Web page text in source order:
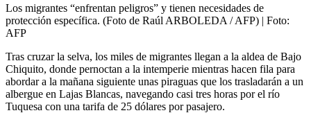
Los migrantes “enfrentan peligros” y tienen necesidades de
protección específica. (Foto de Raúl ARBOLEDA / AFP) | Foto:
AFP
Tras cruzar la selva, los miles de migrantes llegan a la aldea de Bajo
Chiquito, donde pernoctan a la intemperie mientras hacen fila para
abordar a la mañana siguiente unas piraguas que los trasladarán a un
albergue en Lajas Blancas, navegando casi tres horas por el río
Tuquesa con una tarifa de 25 dólares por pasajero.